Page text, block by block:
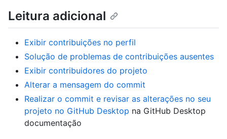
Leitura adicional
Exibir contribuições no perfil
Solução de problemas de contribuições ausentes
Exibir contribuidores do projeto
Alterar a mensagem do commit
Realizar o commit e revisar as alterações no seu
projeto no GitHub Desktop na GitHub Desktop
documentação